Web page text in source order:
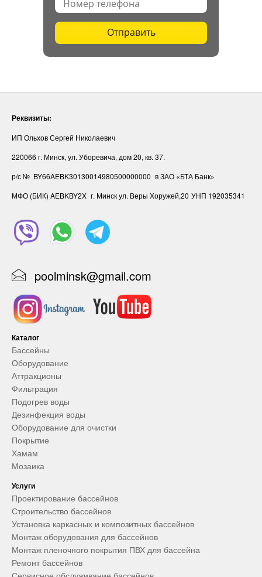
Отправить
Реквизиты:
ИП Ольхов Сергей Николаевич
220066 г. Минск, ул. Уборевича, дом 20, кв. 37.
р/с № BY66AEBK30130014980500000000 в ЗАО «БТА Банк»
МФО (БИК) AEBKBY2X г. Минск ул. Веры Хоружей,20 УНП ‎192035341
poolminsk@gmail.com
Каталог
Бассейны
Оборудование
Аттракционы
Фильтрация
Подогрев воды
Дезинфекция воды
Оборудование для очистки
Покрытие
Хамам
Мозаика
Услуги
Проектирование бассейнов
Строительство бассейнов
Установка каркасных и композитных бассейнов
Монтаж оборудования для бассейнов
Монтаж пленочного покрытия ПВХ для бассейна
Ремонт бассейнов